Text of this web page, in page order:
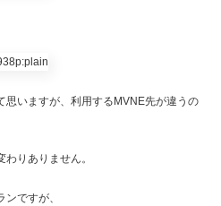
思いますが、利用するMVNE先が違うの
りありません。
ですが、